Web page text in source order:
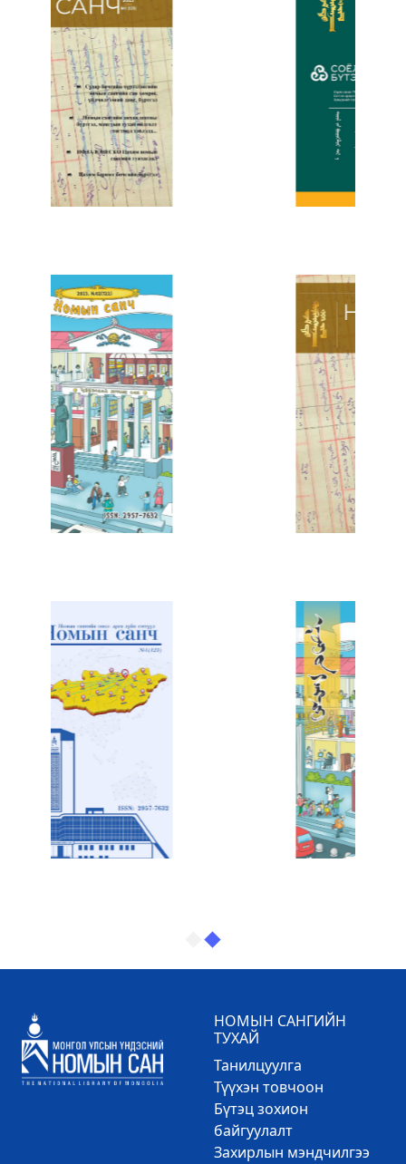
НОМЫН САНГИЙН
ТУХАЙ
Танилцуулга
Түүхэн товчоон
Бүтэц зохион
байгуулалт
Захирлын мэндчилгээ